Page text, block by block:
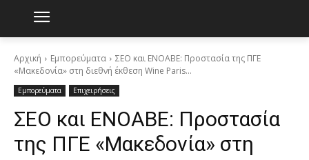
Αρχική Εμπορεύματα
ΣΕΟ και ΕΝΟΑΒΕ: Προστασία της ΠΓΕ
«Μακεδονία» στη διεθνή έκθεση Wine Paris...
Εμπορεύματα Επιχειρήσεις
ΣΕΟ και ΕΝΟΑΒΕ: Προστασία
της ΠΓΕ «Μακεδονία» στη